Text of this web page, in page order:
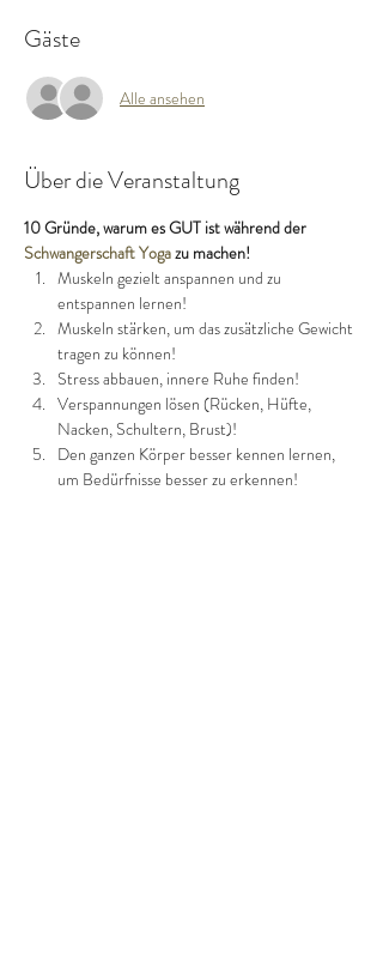
Gäste
Alle ansehen
Über die Veranstaltung
10 Gründe, warum es GUT ist während der
Schwangerschaft Yoga zu machen!
Muskeln gezielt anspannen und zu
entspannen lernen!
Muskeln stärken, um das zusätzliche Gewicht
tragen zu können!
Stress abbauen, innere Ruhe finden!
Verspannungen lösen (Rücken, Hüfte,
Nacken, Schultern, Brust)!
Den ganzen Körper besser kennen lernen,
um Bedürfnisse besser zu erkennen!